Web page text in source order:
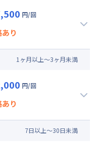
年9月30日
円/月・割引）
円/月初期費用33,000
抜)
円/回
り
】全期間賃料30％OFF
年9月30日
円/月・割引）
円/月初期費用27,500
1 ヶ月以上～3ヶ月未満
円/回
り
】全期間賃料30％OFF
7日以上～30日未満